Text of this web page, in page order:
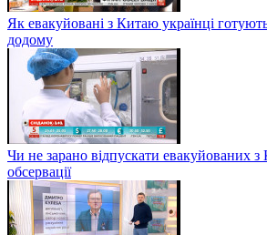
Як евакуйовані з Китаю українці
додому
Чи не зарано відпускати евакуйованих з
обсервації